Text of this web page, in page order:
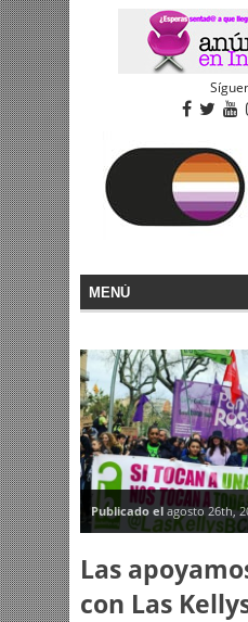
Publicado el agosto 26th,
Las
con Las